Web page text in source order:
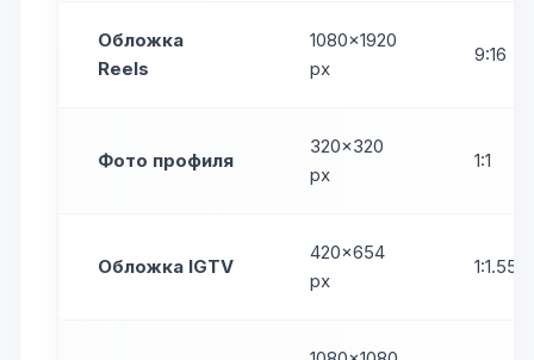
Обложка
Reels
1080×1920
px
9:16
Фото профиля
320×320
px
1:1
Обложка IGTV
420×654
px
1:1.55